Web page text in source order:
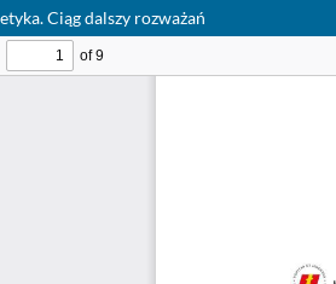
Ciąg dalszy rozważań